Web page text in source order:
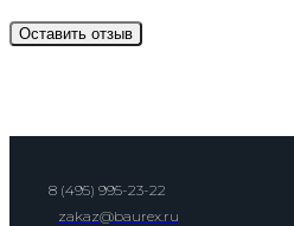
8 (495) 995-23-22
zakaz@baurex.ru